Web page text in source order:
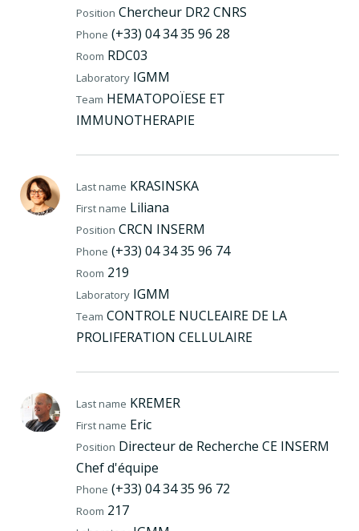
Position Chercheur DR2 CNRS
Phone (+33) 04 34 35 96 28
Room RDC03
Laboratory IGMM
Team HEMATOPOÏESE ET
IMMUNOTHERAPIE
Last name KRASINSKA
First name Liliana
Position CRCN INSERM
Phone (+33) 04 34 35 96 74
Room 219
Laboratory IGMM
Team CONTROLE NUCLEAIRE DE LA
PROLIFERATION CELLULAIRE
Last name KREMER
First name Eric
Position Directeur de Recherche CE INSERM
Chef d'équipe
Phone (+33) 04 34 35 96 72
Room 217